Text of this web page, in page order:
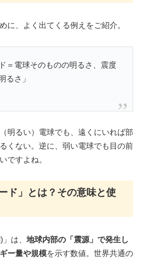
に、よく出てくる例えをご紹介。
＝電球そのものの明るさ、震度
るさ」
明るい）電球でも、遠くにいれば部
くない。逆に、弱い電球でも目の前
ですよね。
ド」とは？その意味と使
は、 地球内部の「震源」で発生し
ー量や規模を示す数値。世界共通の